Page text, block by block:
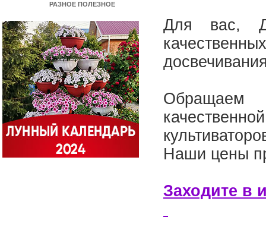
РАЗНОЕ ПОЛЕЗНОЕ
Для вас,
Обращаем
Наши цены
Заходите в